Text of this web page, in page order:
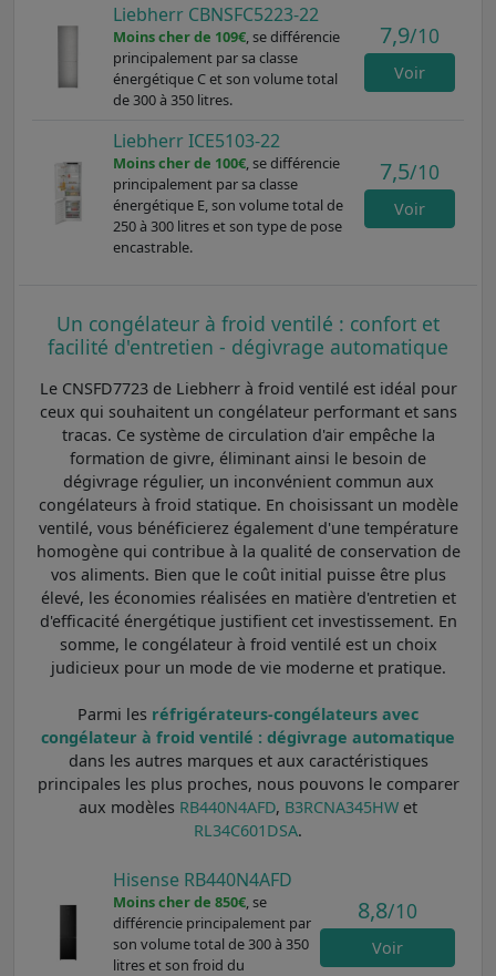
Liebherr CBNSFC5223-22
Moins cher de 109€, se différencie
principalement par sa classe
énergétique C et son volume total
de 300 à 350 litres.
7,9/10
Voir
Liebherr ICE5103-22
Moins cher de 100€, se différencie
principalement par sa classe
énergétique E, son volume total de
250 à 300 litres et son type de pose
encastrable.
7,5/10
Voir
Un congélateur à froid ventilé : confort et
facilité d'entretien - dégivrage automatique
Le CNSFD7723 de Liebherr à froid ventilé est idéal pour
ceux qui souhaitent un congélateur performant et sans
tracas. Ce système de circulation d'air empêche la
formation de givre, éliminant ainsi le besoin de
dégivrage régulier, un inconvénient commun aux
congélateurs à froid statique. En choisissant un modèle
ventilé, vous bénéficierez également d'une température
homogène qui contribue à la qualité de conservation de
vos aliments. Bien que le coût initial puisse être plus
élevé, les économies réalisées en matière d'entretien et
d'efficacité énergétique justifient cet investissement. En
somme, le congélateur à froid ventilé est un choix
judicieux pour un mode de vie moderne et pratique.
Parmi les réfrigérateurs-congélateurs avec
congélateur à froid ventilé : dégivrage automatique
dans les autres marques et aux caractéristiques
principales les plus proches, nous pouvons le comparer
aux modèles RB440N4AFD, B3RCNA345HW et
RL34C601DSA.
Hisense RB440N4AFD
Moins cher de 850€, se
différencie principalement par
son volume total de 300 à 350
litres et son froid du
8,8/10
Voir